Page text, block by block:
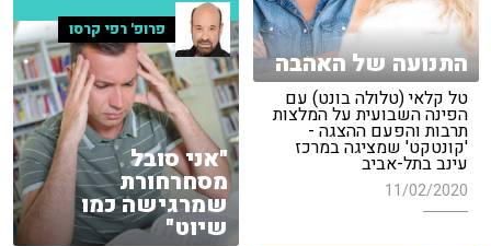
התנועה של האהבה
טל קלאי (טלולה בונט) עם
הפינה השבועית על המלצות
תרבות והפעם ההצגה -
'קונטקט' שמציגה במרכז
עינב בתל-אביב
11/02/2020
פרופ' רפי קרסו
"אני סובל
מסחרחורת
שמרגישה כמו
שיוט"